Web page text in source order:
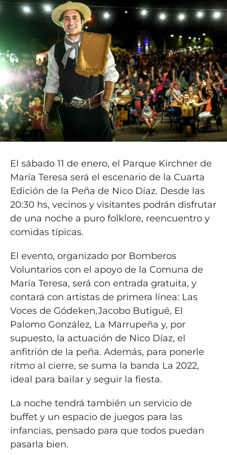
El sábado 11 de enero, el Parque Kirchner de
María Teresa será el escenario de la Cuarta
Edición de la Peña de Nico Díaz. Desde las
20:30 hs, vecinos y visitantes podrán disfrutar
de una noche a puro folklore, reencuentro y
comidas típicas.
El evento, organizado por Bomberos
Voluntarios con el apoyo de la Comuna de
María Teresa, será con entrada gratuita, y
contará con artistas de primera línea: Las
Voces de Gódeken,Jacobo Butigué, El
Palomo González, La Marrupeña y, por
supuesto, la actuación de Nico Díaz, el
anfitrión de la peña. Además, para ponerle
ritmo al cierre, se suma la banda La 2022,
ideal para bailar y seguir la fiesta.
La noche tendrá también un servicio de
buffet y un espacio de juegos para las
infancias, pensado para que todos puedan
pasarla bien.